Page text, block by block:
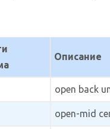
Описание
open back
open-mid